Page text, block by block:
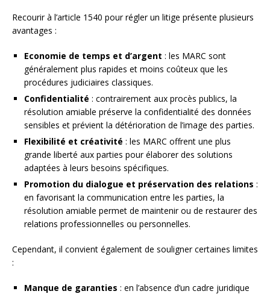
Recourir à l’article 1540 pour régler un litige présente plusieurs
avantages :
Economie de temps et d’argent : les MARC sont
généralement plus rapides et moins coûteux que les
procédures judiciaires classiques.
Confidentialité : contrairement aux procès publics, la
résolution amiable préserve la confidentialité des données
sensibles et prévient la détérioration de l’image des parties.
Flexibilité et créativité : les MARC offrent une plus
grande liberté aux parties pour élaborer des solutions
adaptées à leurs besoins spécifiques.
Promotion du dialogue et préservation des relations :
en favorisant la communication entre les parties, la
résolution amiable permet de maintenir ou de restaurer des
relations professionnelles ou personnelles.
Cependant, il convient également de souligner certaines limites
:
Manque de garanties : en l’absence d’un cadre juridique